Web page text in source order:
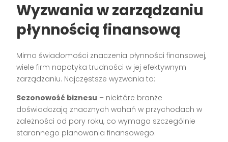
Wyzwania w zarządzaniu
płynnością finansową
Mimo świadomości znaczenia płynności finansowej,
wiele firm napotyka trudności w jej efektywnym
zarządzaniu. Najczęstsze wyzwania to:
Sezonowość biznesu – niektóre branże
doświadczają znacznych wahań w przychodach w
zależności od pory roku, co wymaga szczególnie
starannego planowania finansowego.